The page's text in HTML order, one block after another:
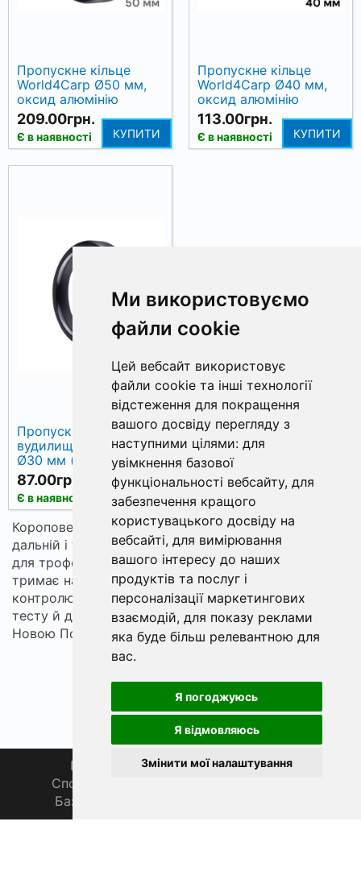
Ми використовуємо
файли cookie
Цей вебсайт використовує
файли cookie та інші технології
відстеження для покращення
вашого досвіду перегляду з
наступними цілями: для
увімкнення базової
функціональності вебсайту, для
забезпечення кращого
користувацького досвіду на
вебсайті, для вимірювання
вашого інтересу до наших
продуктів та послуг і
персоналізації маркетингових
взаємодій, для показу реклами
яка буде більш релевантною для
вас.
Я погоджуюсь
Я відмовляюсь
Змінити мої налаштування
Пропускне кільце
World4Carp Ø50 мм,
оксид алюмінію
209.00грн.
Є в наявності КУПИТИ
Пропускне кільце
World4Carp Ø40 мм,
оксид алюмінію
113.00грн.
Є в наявності КУПИТИ
Пропускне кільце для
вудилища World4Carp
Ø30 мм (вн. Ø25,4
мм), оксид алюмінію
87.00грн.
Є в наявності КУПИТИ
Коропове чи фідерне вудилище — основа снасті під
дальній і точний заброс. У розділі підібрані бланки
для трофейної ловлі та аксесуари до них: усе, що
тримає навантаження на великій рибі й дозволяє
контролювати дистанцію. Підкажемо з вибором
тесту й довжини під вашу водойму. Доставка
Новою Поштою, товари в наявності.
Головна Про нас
Магазин 🛒
Спортивна рибалка 🏆
База знань 📚